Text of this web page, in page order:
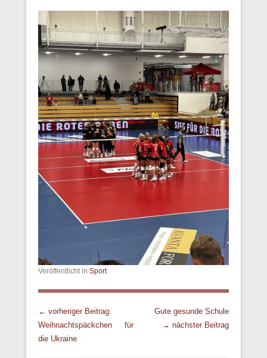
Veröffentlicht in Sport
Beitrags Übersicht
← vorheriger Beitrag:
Weihnachtspäckchen für
die Ukraine
Gute gesunde Schule
→ nächster Beitrag